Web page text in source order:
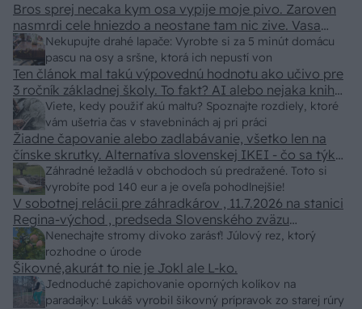
Nekupujte drahé lapače: Vyrobte si za 5 minút domácu
pascu na osy a sršne, ktorá ich nepustí von
Bros sprej necaka kym osa vypije moje pivo. Zaroven
nasmrdi cele hniezdo a neostane tam nic zive. Vasa
pasca naucinke moc efektivne. Skor pritiahne slimaky
Viete, kedy použiť akú maltu? Spoznajte rozdiely, ktoré
vám ušetria čas v stavebninách aj pri práci
Ten článok mal takú výpovednú hodnotu ako učivo pre
3 ročník základnej školy. To fakt? AI alebo nejaka kniha
z VŠ? Dnešné rychlotvrdnuce malty - pevnosť 40 Mpa a
doba schnutia tak 15 minut , k tomu vodotesné s
kryštálikou. A rozdiel - schnutie a zretie. Nič?
Záhradné ležadlá v obchodoch sú predražené. Toto si
vyrobíte pod 140 eur a je oveľa pohodlnejšie!
Žiadne čapovanie alebo zadlabávanie, všetko len na
čínske skrutky. Alternatíva slovenskej IKEI - čo sa týka
pevnosti. Autor si nedal veľa námahy s remeselným
spracovaním, škoda. No lepšie než ten odpad z DTD
predávaný v Kauflande alebo Lídli.
Nenechajte stromy divoko zarásť! Júlový rez, ktorý
rozhodne o úrode
V sobotnej relácii pre záhradkárov , 11.7.2026 na stanici
Regina-východ , predseda Slovenského zväzu
záhradkárov pán Jakubech tvrdil, že to, že vlky sú
neproduktívne , nie je pravda. Aj vlky je možné použiť
pri formovaní koruny a budú rodiť.
Jednoduché zapichovanie oporných kolíkov na
paradajky: Lukáš vyrobil šikovný prípravok zo starej rúry
Šikovné,akurát to nie je Jokl ale L-ko.